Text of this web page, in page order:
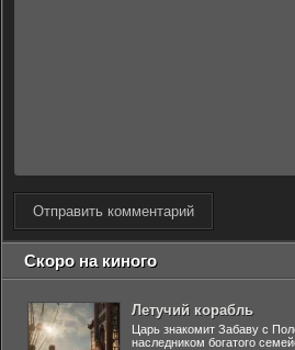
Отправить комментарий
Скоро на киного
Летучий корабль
Царь знакомит Забаву с
наследником богатого